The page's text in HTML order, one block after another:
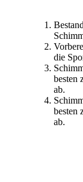
die
besten
ab.
besten
ab.